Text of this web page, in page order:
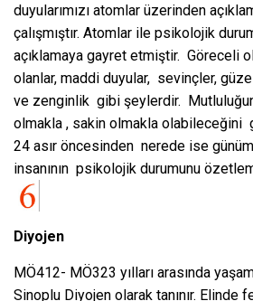
duyularımızı atomlar üzerinden
çalışmıştır. Atomlar ile psikolojik
açıklamaya gayret etmiştir. Göreceli
olanlar, maddi duyular, sevinçler,
ve zenginlik gibi şeylerdir.
olmakla , sakin olmakla olabileceğini
24 asır öncesinden nerede ise
insanının psikolojik durumunu
Diyojen
MÖ412- MÖ323 yılları arasında
Sinoplu Diyojen olarak tanınır. Elinde